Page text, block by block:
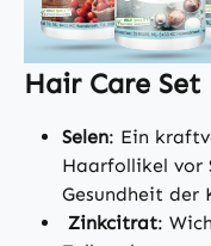
Hair Care Set
Selen: Ein
Haarfollikel vor
Gesundheit der
Zinkcitrat: